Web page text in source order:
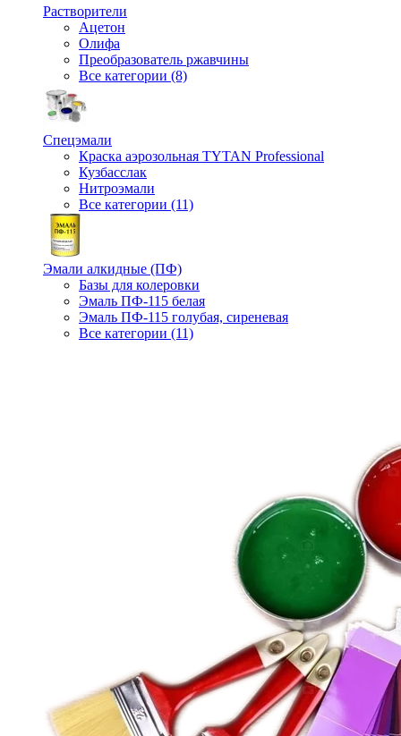
Растворители
Ацетон
Олифа
Преобразователь ржавчины
Все категории (8)
Спецэмали
Краска аэрозольная TYTAN Professional
Кузбасслак
Нитроэмали
Все категории (11)
Эмали алкидные (ПФ)
Базы для колеровки
Эмаль ПФ-115 белая
Эмаль ПФ-115 голубая, сиреневая
Все категории (11)